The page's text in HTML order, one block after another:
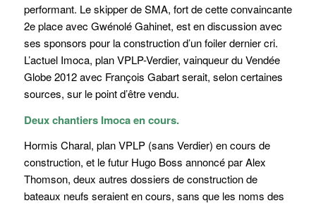
performant. Le skipper de SMA, fort de cette convaincante
2e place avec Gwénolé Gahinet, est en discussion avec
ses sponsors pour la construction d’un foiler dernier cri.
L’actuel Imoca, plan VPLP-Verdier, vainqueur du Vendée
Globe 2012 avec François Gabart serait, selon certaines
sources, sur le point d’être vendu.
Deux chantiers Imoca en cours.
Hormis Charal, plan VPLP (sans Verdier) en cours de
construction, et le futur Hugo Boss annoncé par Alex
Thomson, deux autres dossiers de construction de
bateaux neufs seraient en cours, sans que les noms des